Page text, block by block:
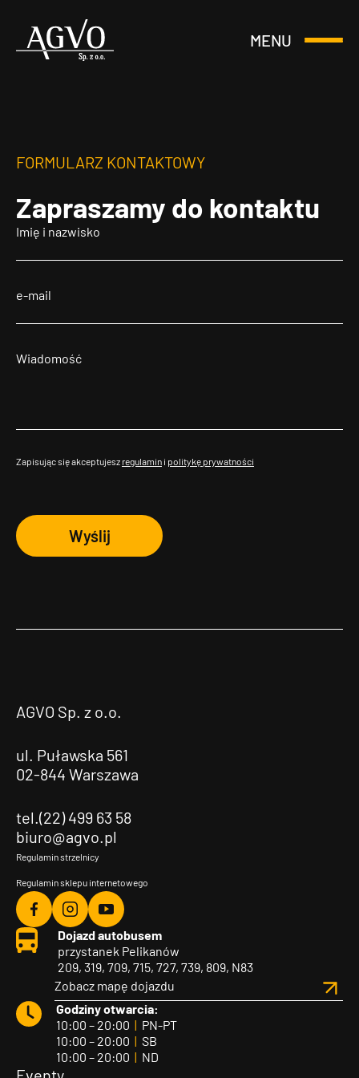
Header
MENU
Otwórz
FORMULARZ KONTAKTOWY
Zapraszamy do kontaktu
Zapisując się akceptujesz regulamin i politykę prywatności
Wyślij
AGVO Sp. z o.o.
ul. Puławska 561
02-844 Warszawa
tel.(22) 499 63 58
biuro@agvo.pl
Regulamin strzelnicy
Regulamin sklepu internetowego
Agvo
Facebook
Agvo
Instagram
Agvo
YouTube
Dojazd autobusem
przystanek Pelikanów
209, 319, 709, 715, 727, 739, 809, N83
Zobacz mapę dojazdu
Godziny otwarcia:
10:00 – 20:00 | PN-PT
10:00 – 20:00 | SB
10:00 – 20:00 | ND